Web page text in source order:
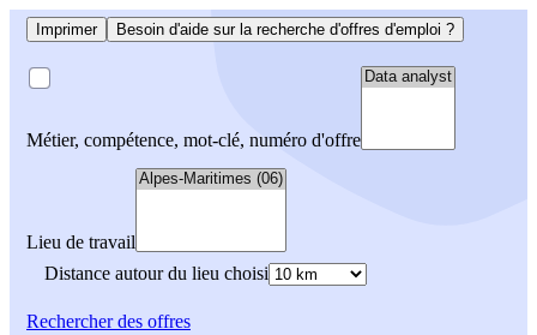
Imprimer Besoin d'aide sur la recherche d'offres d'emploi ?
Métier, compétence, mot-clé, numéro d'offre
Lieu de travail
Distance autour du lieu choisi
Rechercherdes offres